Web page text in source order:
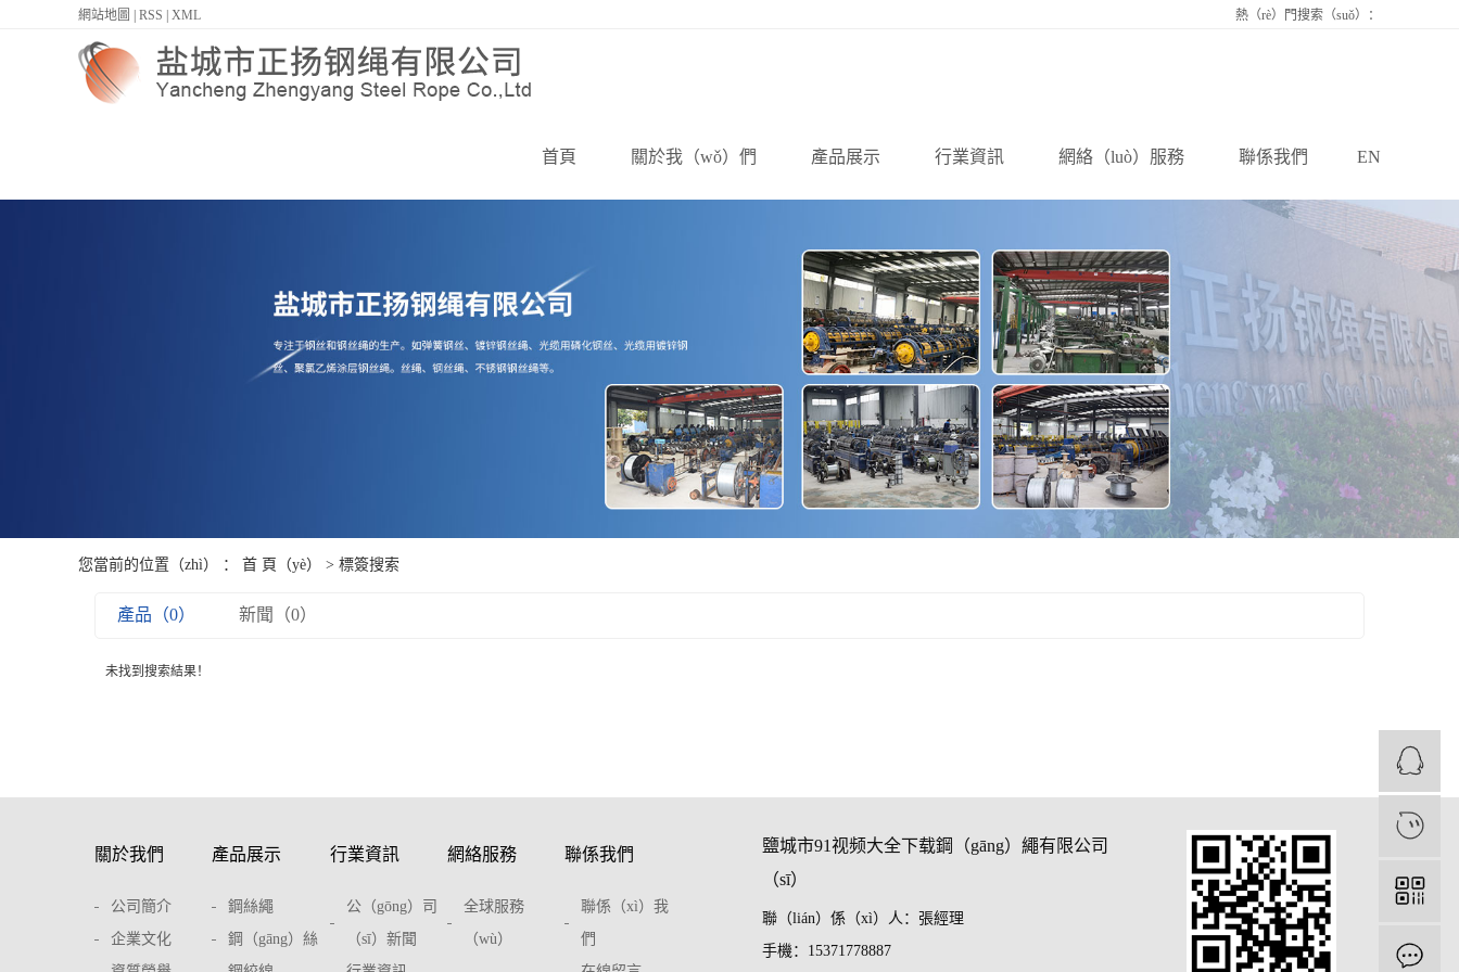
網站地圖 RSS XML 熱（rè）門搜索（suǒ）：
首頁 關於我（wǒ）們
資質文檔
產品展示
鋼絲
鋼絞線
鋼絲繩索具
行業資訊
行業資（zī）訊
技術知識
網絡（luò）服務 聯係我們
聯係我們
（liú）言
EN
您當前的位置（zhì） ： 首 頁（yè） > 標簽搜索
產品（0） 新聞（0）
未找到搜索結果！
關於我們
公司簡介
企業文化
產品展示
鋼絲繩
鋼（gāng）絲
行業資訊
公（gōng）司
（sī）新聞
網絡服務
全球服務
（wù）
聯係我們
聯係（xì）我
們
鹽城市91视频大全下载鋼（gāng）繩有限公司
（sī）
聯（lián）係（xì）人：張經理
手機：15371778887